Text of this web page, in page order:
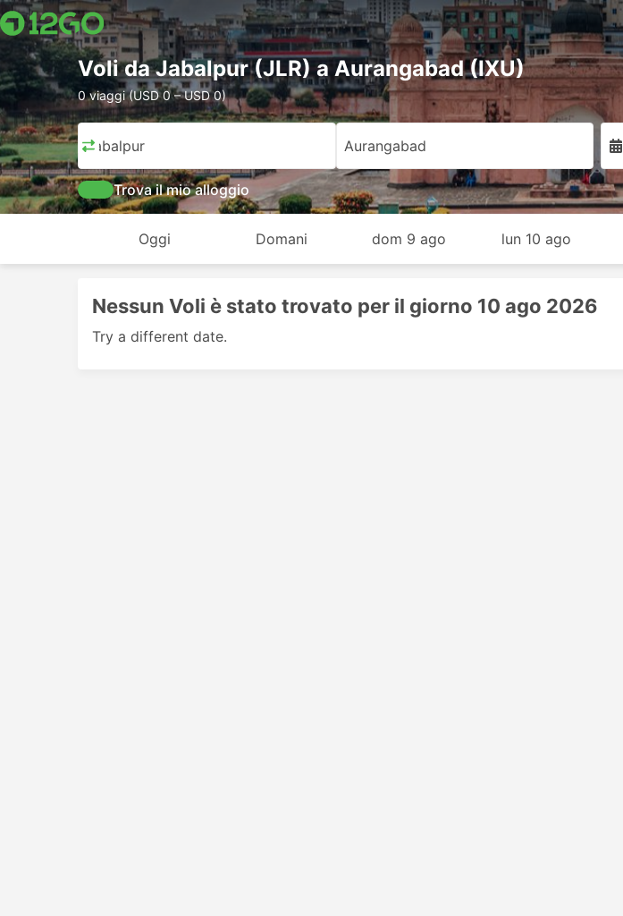
Voli da Jabalpur (JLR) a Aurangabad (IXU)
0 viaggi (USD 0 – USD 0)
Jabalpur Aurangabad
Trova il mio alloggio
Oggi Domani dom 9 ago lun 10 ago
Nessun Voli è stato trovato per il giorno 10 ago 2026
Try a different date.